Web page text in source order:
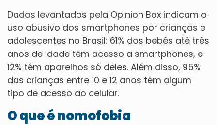
Dados levantados pela Opinion Box indicam o
uso abusivo dos smartphones por crianças e
adolescentes no Brasil: 61% dos bebês até três
anos de idade têm acesso a smartphones, e
12% têm aparelhos só deles. Além disso, 95%
das crianças entre 10 e 12 anos têm algum
tipo de acesso ao celular.
O que é nomofobia